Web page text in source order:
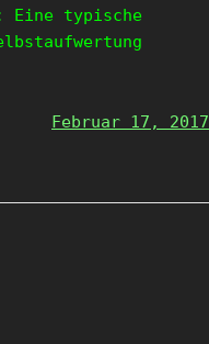
Eine typische
Februar 17, 2017